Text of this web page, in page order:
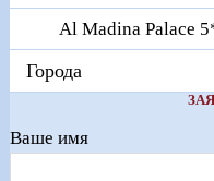
Al Madina Palace
Города
Ваше имя